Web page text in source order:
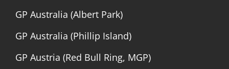
GP Australia (Albert Park)
GP Australia (Phillip Island)
GP Austria (Red Bull Ring, MGP)